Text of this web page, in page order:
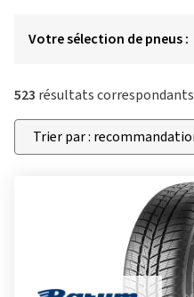
Votre sélection de pneus :
523 résultats correspondants